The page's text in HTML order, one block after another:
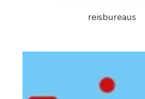
reisbureaus